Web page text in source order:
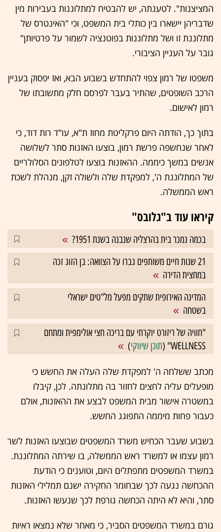
המציצנות". לטענתה, יש להבטיח למתלוננות בעבירות מין
שדבריהן יישארו בין כותלי בית המשפט, וכי "האינטרס של
מתלוננת זו ושל מתלוננות בפוטנציה לשמור על פרטיותן"
גובר על העניין הציבורי.
משפטו של רמון צפוי להתחדש בשבוע הבא, ואז יפסוק בעניין
הרכב השופטים, שהתיר בעבר לפרסם חלק מתשובתו של
רמון לאישום.
בתוך כך, הודתה היום פרקליטת מחוז ת"א, עו"ד רות דוד, כי
לאחר שנחשפה פרשת רמון, בוצעו האזנות סתר לשלושה
אנשים במשך כיממה. ההאזנות בוצעו לטלפונים הסלולריים
של המתלוננת ה', למפקדת שלה ולשולה זקן, מנהלת לשכת
ראש הממשלה.
קיראו עוד ב"גלובס"
בכמה נמכר בית בהרצליה שנבנה בשנת 1951?
21 שנות חיים משותפים גברו על הצוואה: בן הזוג זכה
במחצית הדירה
המדינה האירופית שתקים מפעל מל"טים ישראלי
בשטחה
"חוויה של ריזורט יוקרתי עם בריכה חצי אולימפית ומתחם
WELLNESS" (
תוכן שיווקי)
מכתב ששלחה ה' למפקדת שלה העלה את החשש כי
מופעלים עליה לחצים לחזור בה מתלונתה. לכן, קיבלו
במשטרה אישור מבית המשפט לבצע את ההאזנות, אולם
כעבור פחות מיממה התפוגג החשש.
בשבוע שעבר הכחיש משרד המשפטים שבוצעו האזנות לשר
רמון עצמו או למשרד ראש הממשלה, בו שירתה המתלוננת.
במשרד המשפטים מתפתלים היום, וטוענים כי הודעת
ההכחשה נגעה לכך שבחומר החקירה ישנם תמלילי האזנות
סתר, והיא לא היתה הכחשה גורפת לכך שנעשו האזנות.
גורם במשרד המשפטים הסביר, כי מאחר שלא נמצאו ראיות